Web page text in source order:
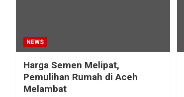
NEWS
Harga Semen Melipat,
Pemulihan Rumah di Aceh
Melambat